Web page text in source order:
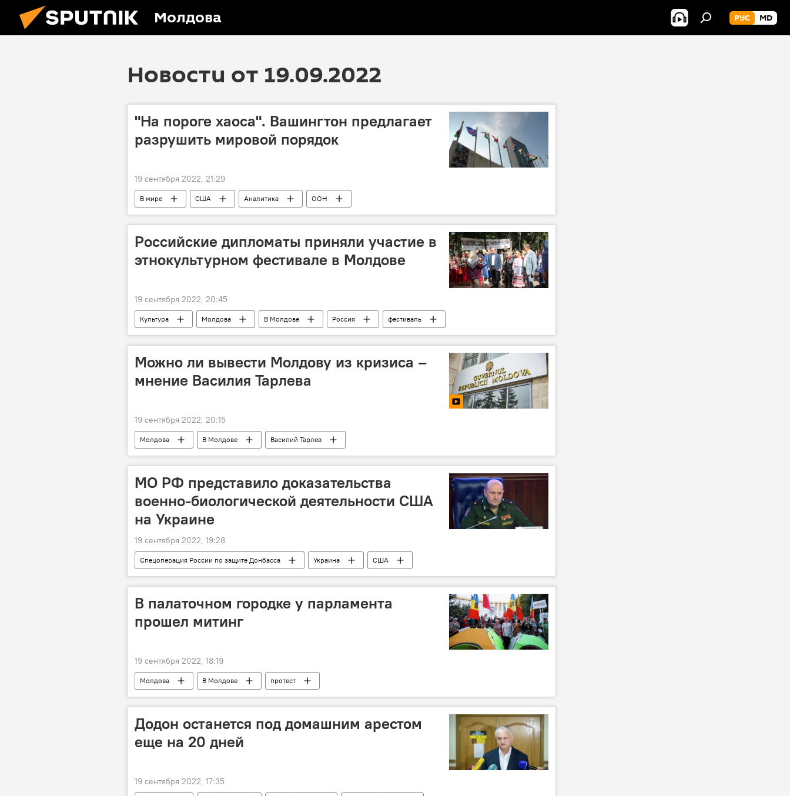
Молдова РУС MD
Новости от 19.09.2022
"На пороге хаоса". Вашингтон предлагает
разрушить мировой порядок
19 сентября 2022, 21:29
В мире США Аналитика ООН
Российские дипломаты приняли участие в
этнокультурном фестивале в Молдове
19 сентября 2022, 20:45
Культура Молдова В Молдове Россия фестиваль
Можно ли вывести Молдову из кризиса –
мнение Василия Тарлева
19 сентября 2022, 20:15
Молдова В Молдове Василий Тарлев
МО РФ представило доказательства
военно-биологической деятельности США
на Украине
19 сентября 2022, 19:28
Спецоперация России по защите Донбасса Украина
США
биолаборатории США
В палаточном городке у парламента
прошел митинг
19 сентября 2022, 18:19
Молдова В Молдове протест
Додон останется под домашним арестом
еще на 20 дней
19 сентября 2022, 17:35